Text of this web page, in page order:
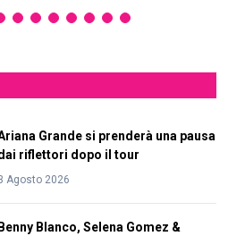
Grande si prenderà una pausa
riflettori dopo il tour
Agosto 2026
Benny Blanco, Selena Gomez &